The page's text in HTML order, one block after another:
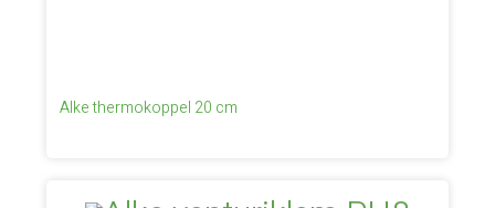
Alke thermokoppel 20 cm